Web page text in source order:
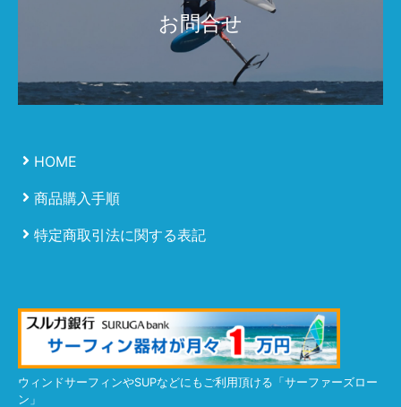
お問合せ
HOME
商品購入手順
特定商取引法に関する表記
ウィンドサーフィンやSUPなどにもご利用頂ける「サーファーズロー
ン」